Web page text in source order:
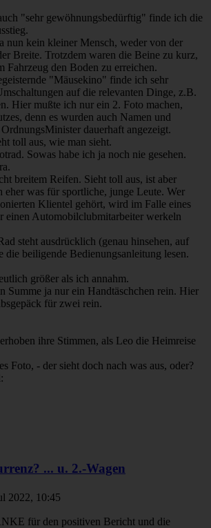
"sehr gewöhnungsbedürftig" finde ich die
nun kein kleiner Mensch, weder von der
Breite. Trotzdem waren die Beine zu kurz,
Fahrzeug den Boden zu erreichen.
"Mäusekino" finde ich sehr
auf die relevanten Dinge, z.B.
Hier mußte ich nur ein 2. Foto machen,
denn es wurden auch Namen und
dauerhaft angezeigt.
toll aus, wie man sieht.
Sowas habe ich ja noch nie gesehen.
breitem Reifen. Sieht toll aus, ist aber
eher was für sportliche, junge Leute. Wer
Klientel gehört, wird im Falle eines
einen Automobilclubmitarbeiter werkeln
steht ausdrücklich (genau hinsehen, auf
die beiligende Bedienungsanleitung lesen.
größer als ich annahm.
Summe ja nur ein Handtäschchen rein. Hier
für zwei rein.
ihre Stimmen, als Leo die Heimreise
Foto, - der sieht doch nach was aus, oder?
... u. 2.-Wagen
2022, 10:45
für den positiven Bericht und die